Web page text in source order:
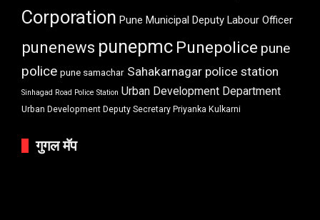
Corporation Pune Municipal Deputy Labour Officer
punenews punepmc Punepolice pune
police pune samachar Sahakarnagar police station
Sinhagad Road Police Station Urban Development Department
Urban Development Deputy Secretary Priyanka Kulkarni
गुगल मॅप